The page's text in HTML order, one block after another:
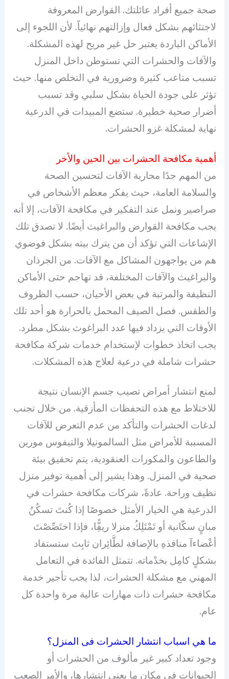
صحة جميع أفراد عائلتك. القوارض المعروفة
لاجتثائهم بشكل فعال وإزالتهم نهائياً. لأن اللجوء إلى
الأماكن الباردة يعتبر حل غير مريح لهذه المشكلة.
والآفات والحشرات التي تستوطن داخل المنزل
تسبب متاعب كثيرة وضرورية في التخلص منها. حيث
تؤثر على جودة الحياة بشكل سلبي وقد تسبب
أضرار صحية خطيرة. ستضع المبيدات في الدرعية
نهاية لمشكلة غزو الحشرات.
أهمية مكافحة الحشرات بين الحين والأخر
من المهم جدًا محاربة الآفات لتحسين الصحة
والسلامة العامة، حيث يفكر معظم الأشخاص في
صراصير ونمل عند التفكير في مكافحة الآفات، إلا أنه
يجب مكافحة القوارض والبراغيث أيضًا. لا تصدق تلك
الإشاعات التي تؤكد أن من يترك بيته بشكل فوضوي
هم من يواجهون المشاكل مع الآفات. من الجرذان
والبراغيث والآفات المختلفة، قد تهاجم حتى الأماكن
النظيفة والمرتبة في بعض الأحيان، حسب الظروف
والطقس. فصل الصيف المحمل بالحرارة هو أحد تلك
الأوقات التي يزداد فيها عدد البراغوث بشكل مطرد.
يجب اتخاذ خطوات لإستخدام خدمات شركة مكافحة
حشرات شاملة في درعية لعلاج هذه المشكلات.
لمنع انتشار أمراض تصيب جسم الإنسان نتيجة
للاختلاط مع هذه التحفظات المأزقية. من خلال تجنب
لدغات الحشرات والتأكد من عدم التعرض للآفات
المسببة للأمراض مثل السالمونيلا والتيفوس مورين
والطاعون والمكورات العنقودية، يتم تحقيق بيئة
صحية في المنزل. وهذا يشير إلى أهمية توفير منزل
نظيف وراحة. عادةً، شركات مكافحة حشرات في
الدرعية هي الخيار الأمثل خصوصًا إذا كُنتَ تسكُنُ
مبانٍ سكّانية أو تَمْتَلِكُ منزلا ريفًِّا، فإذا اختَصِّصْتَ
أعْضاءآ منافذهِ بالإضافة لطَّائِران ثابِث ستستفاد
بشكلٍ كامِل بخدْماته. تتمثل الفائدة في التعامل
المهني مع مشكلة الحشرات، لذا يجب تأجير خدمة
مكافحة حشرات ذات مهارات عالية مرة واحدة كل
عام.
ما هي اسباب انتشار الحشرات فى المنزل؟
وجود تعداد كبير غير مألوف من الحشرات أو
الحيوانات في مكان ما يعني انتشارها، والأمر الصعب